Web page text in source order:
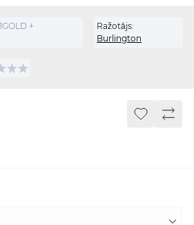
+
Ražotājs:
Burlington